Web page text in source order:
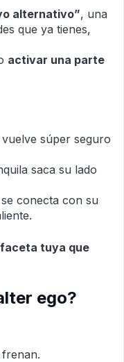
alternativo”, una
que ya tienes,
activar una parte
súper seguro
saca su lado
conecta con su
tuya que
ego?